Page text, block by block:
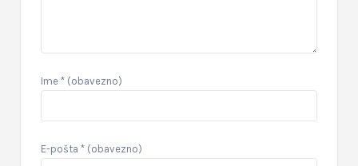
Ime * (obavezno)
E-pošta * (obavezno)